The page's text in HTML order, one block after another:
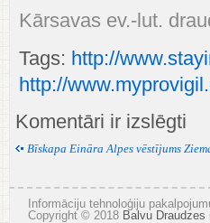
Kārsavas ev.-lut.
Tags: http://
http://
Komentāri ir izslēgti
Bīskapa Eināra Alpes vēstījums
Informāciju tehnoloģiju
Copyright © 2018 Balvu Draudzes